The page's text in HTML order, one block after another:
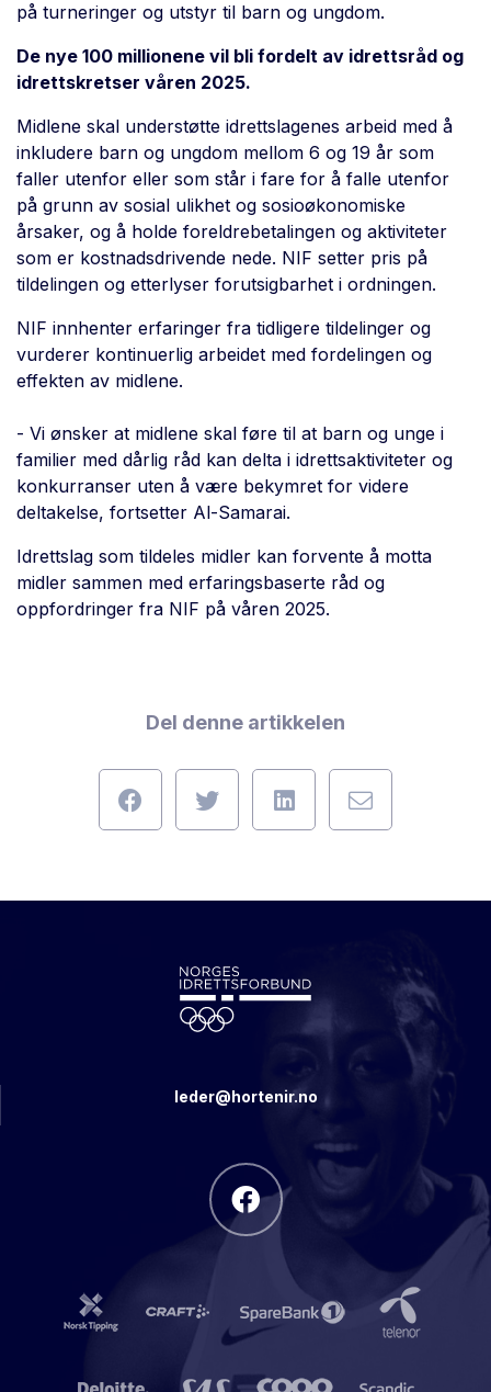
på turneringer og utstyr til barn og ungdom.
De nye 100 millionene vil bli fordelt av idrettsråd og
idrettskretser våren 2025.
Midlene skal understøtte idrettslagenes arbeid med å
inkludere barn og ungdom mellom 6 og 19 år som
faller utenfor eller som står i fare for å falle utenfor
på grunn av sosial ulikhet og sosioøkonomiske
årsaker, og å holde foreldrebetalingen og aktiviteter
som er kostnadsdrivende nede. NIF setter pris på
tildelingen og etterlyser forutsigbarhet i ordningen.
NIF innhenter erfaringer fra tidligere tildelinger og
vurderer kontinuerlig arbeidet med fordelingen og
effekten av midlene.
- Vi ønsker at midlene skal føre til at barn og unge i
familier med dårlig råd kan delta i idrettsaktiviteter og
konkurranser uten å være bekymret for videre
deltakelse, fortsetter Al-Samarai.
Idrettslag som tildeles midler kan forvente å motta
midler sammen med erfaringsbaserte råd og
oppfordringer fra NIF på våren 2025.
Del denne artikkelen
leder@hortenir.no